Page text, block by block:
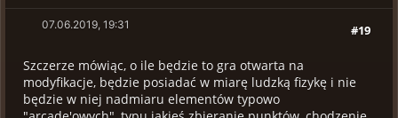
#19
07.06.2019, 19:31
Szczerze mówiąc, o ile będzie to gra otwarta na
modyfikacje, będzie posiadać w miarę ludzką fizykę i nie
będzie w niej nadmiaru elementów typowo